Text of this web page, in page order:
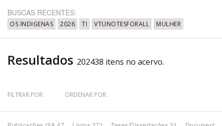
Até
Povo Indígena
BUSCAS RECENTES:
OS INDIGENAS 2026 TI VTUNOTESFORALL MULHER
Resultados 202438 itens no acervo.
FILTRAR POR: ORDENAR POR: